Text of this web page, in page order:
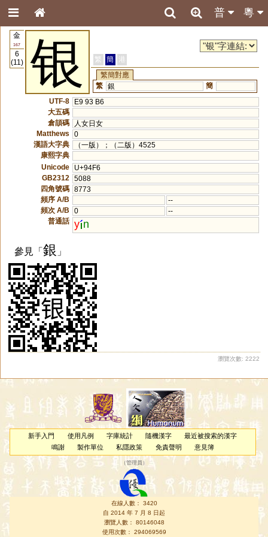
粵
普
金
167
6
(11)
银 繁 簡
港
繁簡對應
繁 銀
簡
UTF-8
E9 93 B6
大五碼
倉頡碼
人女日女
Matthews
0
漢語大字典
（一版）；（二版）4525
康熙字典
Unicode
U+94F6
GB2312
5088
四角號碼 8773
頻序 A/B
--
頻次 A/B
0
--
普通話 y n
參見「銀 」
瀏覽次數: 2222
新手入門 使用凡例 字庫統計 隨機漢字
最近被搜索的漢字
鳴謝
製作單位 私隱政策 免責聲明 意見簿
（管理員 ）
在線人數： 3420
自 2014 年 7 月 8 日起
瀏覽人數： 80146048
使用次數： 294069569